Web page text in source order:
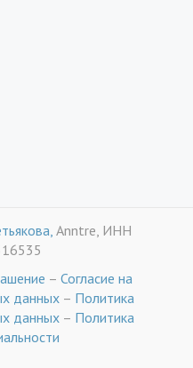
Anntre, ИНН
– Согласие на
данных– Политика
данных – Политика